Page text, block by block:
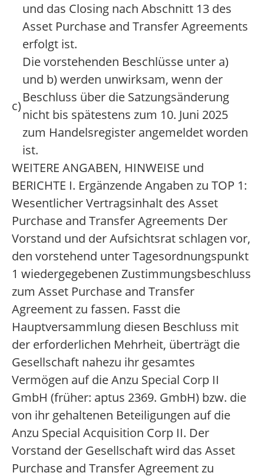
und das Closing nach Abschnitt 13 des
Asset Purchase and Transfer Agreements
erfolgt ist.
c)
Die vorstehenden Beschlüsse unter a)
und b) werden unwirksam, wenn der
Beschluss über die Satzungsänderung
nicht bis spätestens zum 10. Juni 2025
zum Handelsregister angemeldet worden
ist.
WEITERE ANGABEN, HINWEISE und
BERICHTE I. Ergänzende Angaben zu TOP 1:
Wesentlicher Vertragsinhalt des Asset
Purchase and Transfer Agreements Der
Vorstand und der Aufsichtsrat schlagen vor,
den vorstehend unter Tagesordnungspunkt
1 wiedergegebenen Zustimmungsbeschluss
zum Asset Purchase and Transfer
Agreement zu fassen. Fasst die
Hauptversammlung diesen Beschluss mit
der erforderlichen Mehrheit, überträgt die
Gesellschaft nahezu ihr gesamtes
Vermögen auf die Anzu Special Corp II
GmbH (früher: aptus 2369. GmbH) bzw. die
von ihr gehaltenen Beteiligungen auf die
Anzu Special Acquisition Corp II. Der
Vorstand der Gesellschaft wird das Asset
Purchase and Transfer Agreement zu